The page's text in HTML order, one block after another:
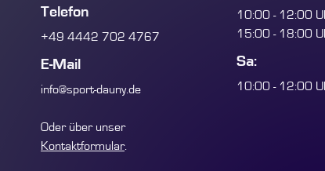
Telefon
+49 4442 702 4767
E-Mail
info@sport-dauny.de
Oder über unser
Kontaktformular.
10:00 - 12:00
15:00 - 18:00
Sa:
10:00 - 12:00